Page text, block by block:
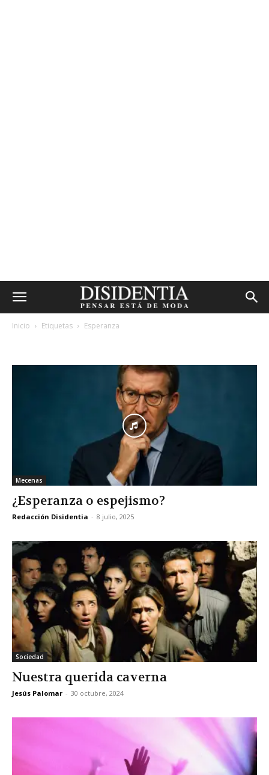
Inicio Etiquetas Esperanza
Mecenas
¿Esperanza o espejismo?
Redacción Disidentia - 8 julio, 2025
Sociedad
Nuestra querida caverna
Jesús Palomar - 30 octubre, 2024